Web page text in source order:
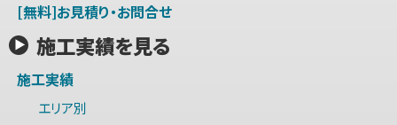
[無料]お見積り・お問合せ
施工実績を見る
施工実績
エリア別